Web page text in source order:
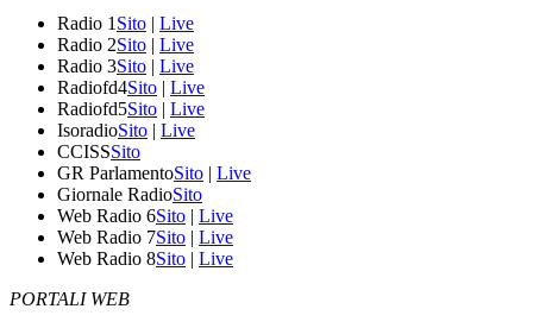
Radio 1 Sito | Live
Radio 2Sito | Live
Radio 3Sito | Live
Radiofd4Sito | Live
Radiofd5Sito | Live
IsoradioSito | Live
CCISSSito
GR ParlamentoSito | Live
Giornale RadioSito
Web Radio 6Sito | Live
Web Radio 7Sito | Live
Web Radio 8Sito | Live
PORTALI WEB